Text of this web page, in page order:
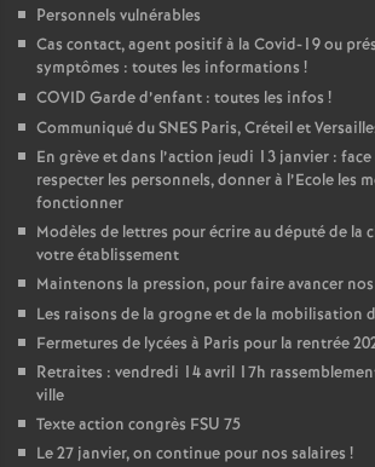
Personnels vulnérables
Cas contact, agent positif à la Covid-19 ou
symptômes : toutes les informations !
COVID Garde d’enfant : toutes les infos !
Communiqué du SNES Paris, Créteil et
En grève et dans l’action jeudi 13 janvier :
respecter les personnels, donner à l’Ecole les
fonctionner
Modèles de lettres pour écrire au député de la
votre établissement
Maintenons la pression, pour faire avancer
Les raisons de la grogne et de la mobilisation
Fermetures de lycées à Paris pour la rentrée
Retraites : vendredi 14 avril 17h
ville
Texte action congrès FSU 75
Le 27 janvier, on continue pour nos salaires !